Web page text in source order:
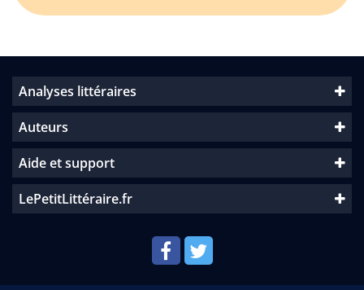
Analyses littéraires
Auteurs
Aide et support
LePetitLittéraire.fr